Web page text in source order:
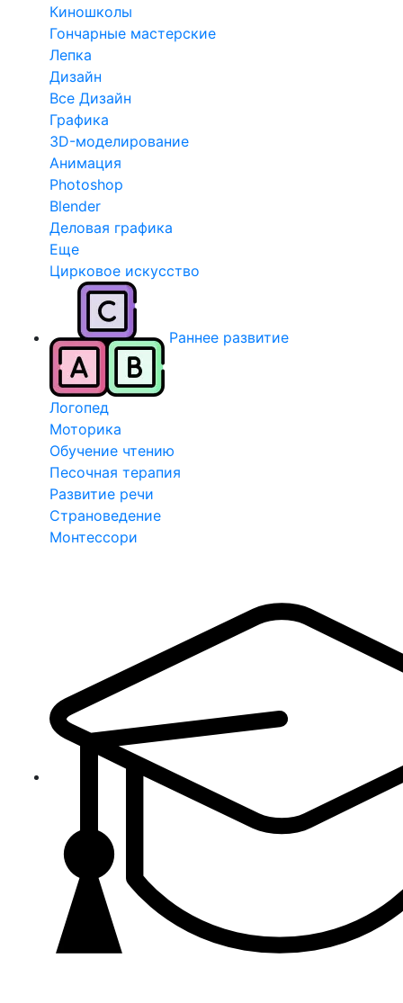
Киношколы
Гончарные мастерские
Лепка
Дизайн
Все Дизайн
Графика
3D-моделирование
Анимация
Photoshop
Blender
Деловая графика
Еще
Цирковое искусство
Раннее развитие
Логопед
Моторика
Обучение чтению
Песочная терапия
Развитие речи
Страноведение
Монтессори